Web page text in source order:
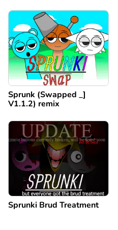
Sprunk (Swapped _]
V1.1.2) remix
Sprunki Brud Treatment